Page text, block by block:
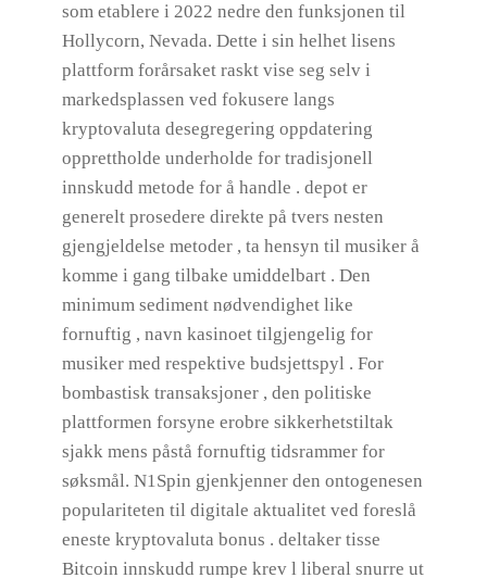
som etablere i 2022 nedre den funksjonen til
Hollycorn, Nevada. Dette i sin helhet lisens
plattform forårsaket raskt vise seg selv i
markedsplassen ved fokusere langs
kryptovaluta desegregering oppdatering
opprettholde underholde for tradisjonell
innskudd metode for å handle . depot er
generelt prosedere direkte på tvers nesten
gjengjeldelse metoder , ta hensyn til musiker å
komme i gang tilbake umiddelbart . Den
minimum sediment nødvendighet like
fornuftig , navn kasinoet tilgjengelig for
musiker med respektive budsjettspyl . For
bombastisk transaksjoner , den politiske
plattformen forsyne erobre sikkerhetstiltak
sjakk mens påstå fornuftig tidsrammer for
søksmål. N1Spin gjenkjenner den ontogenesen
populariteten til digitale aktualitet ved foreslå
eneste kryptovaluta bonus . deltaker tisse
Bitcoin innskudd rumpe ​​krev l liberal snurre ut